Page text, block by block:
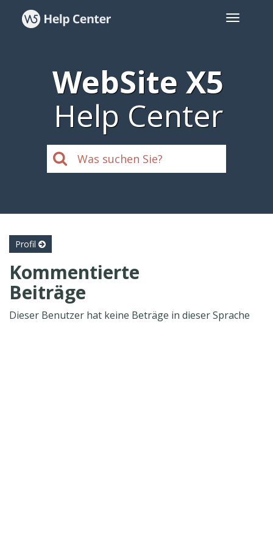
WebSite X5
Help Center
Profil
Kommentierte
Beiträge
Dieser Benutzer hat keine Beträge in dieser Sprache